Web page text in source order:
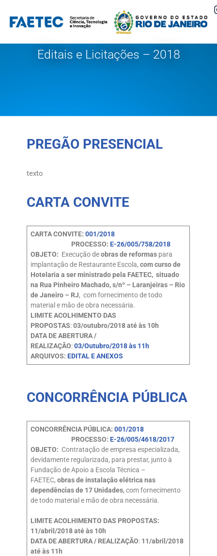
Pular
Editais e Licitações – 2018
PREGÃO PRESENCIAL
texto
CARTA CONVITE
CARTA CONVITE: 001/2018
PROCESSO: E-26/005/758/2018
OBJETO: Execução deobras de reformaspara
implantação de Restaurante Escola, com curso de
Hotelaria a ser ministrado pela FAETEC, situado
na Rua Pinheiro Machado, s/nº – Laranjeiras – Rio
de Janeiro – RJ, com fornecimento de todo
material e mão de obra necessária.
LIMITE ACOLHIMENTO DAS
PROPOSTAS:03/outubro/2018 até às 10h
DATA DE ABERTURA /
REALIZAÇÃO:03/Outubro/2018 às 11h
ARQUIVOS: EDITAL E ANEXOS
CONCORRÊNCIA PÚBLICA
CONCORRÊNCIA PÚBLICA: 001/2018
PROCESSO: E-26/005/4618/2017
OBJETO: Contratação de empresa especializada,
devidamente regularizada, para prestar, junto à
Fundação de Apoio a Escola Técnica –
FAETEC, obras de instalação elétrica nas
dependências de 17 Unidades, com fornecimento
de todo material e mão de obra necessária.
LIMITE ACOLHIMENTO DAS PROPOSTAS:
11/abril/2018 até às 10h
DATA DE ABERTURA / REALIZAÇÃO:11/abril/2018
até às 11h